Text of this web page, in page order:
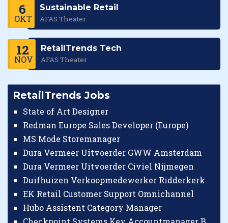
6
OKT
Sustainable Retail
AFAS Theater
12
NOV
RetailTrends Tech
AFAS Theater
RetailTrends Jobs
State of Art Designer
Redman Europe Sales Developer (Europe)
MS Mode Storemanager
Dura Vermeer Uitvoerder GWW Amsterdam
Dura Vermeer Uitvoerder Civiel Nijmegen
Duifhuizen Verkoopmedewerker Ridderkerk
EK Retail Customer Support Omnichannel
Hubo Assistent Category Manager